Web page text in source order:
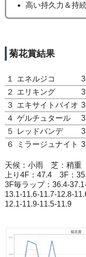
高い持久力＆持
菊花賞結果
１ エネルジコ
２
エリキング
３
エキサイトバイオ
４ ゲルチュタール
５
レッドバンデ
６
ミラージュナイト
天候：小雨 芝：稍重
上り4F：47.4 3F：
3F毎ラップ：36.4-
13.1-11.6-11.7-12.8-
12.1-11.9-11.5-11.9